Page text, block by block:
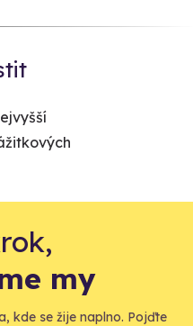
my
kde se žije naplno. Pojďte